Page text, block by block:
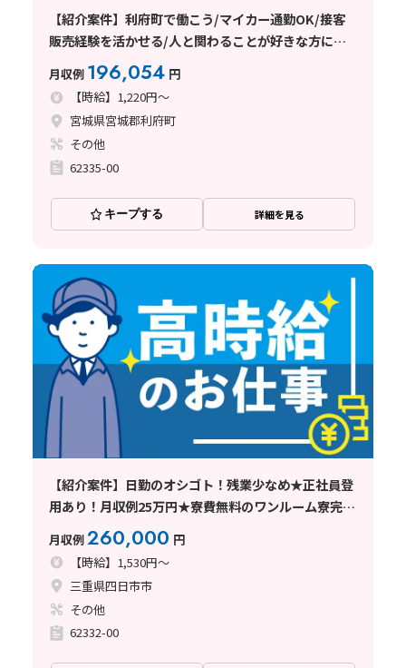
【紹介案件】利府町で働こう/マイカー通勤OK/接客
販売経験を活かせる/人と関わることが好きな方にオ
月収例 196,054 円
【時給】1,220円～
宮城県宮城郡利府町
その他
62335-00
キープする 詳細を見る
【紹介案件】日勤のオシゴト！残業少なめ★正社員登
用あり！月収例25万円★寮費無料のワンルーム寮完
月収例260,000 円
【時給】1,530円～
三重県四日市市
その他
62332-00